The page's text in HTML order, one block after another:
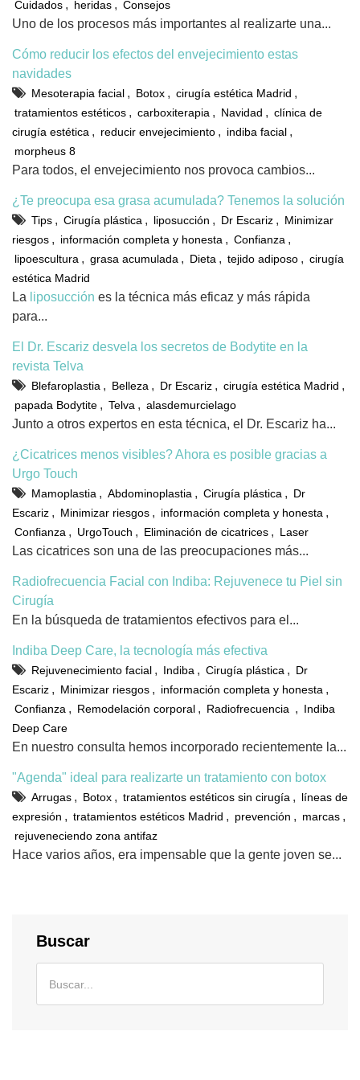
Cuidados , heridas , Consejos
Uno de los procesos más importantes al realizarte una...
Cómo reducir los efectos del envejecimiento estas
navidades
Mesoterapia facial , Botox , cirugía estética Madrid ,
tratamientos estéticos , carboxiterapia , Navidad , clínica de
cirugía estética , reducir envejecimiento , indiba facial ,
morpheus 8
Para todos, el envejecimiento nos provoca cambios...
¿Te preocupa esa grasa acumulada? Tenemos la solución
Tips , Cirugía plástica , liposucción , Dr Escariz , Minimizar
riesgos , información completa y honesta , Confianza ,
lipoescultura , grasa acumulada , Dieta , tejido adiposo , cirugía
estética Madrid
La liposucción es la técnica más eficaz y más rápida
para...
El Dr. Escariz desvela los secretos de Bodytite en la
revista Telva
Blefaroplastia , Belleza , Dr Escariz , cirugía estética Madrid ,
papada Bodytite , Telva , alasdemurcielago
Junto a otros expertos en esta técnica, el Dr. Escariz ha...
¿Cicatrices menos visibles? Ahora es posible gracias a
Urgo Touch
Mamoplastia , Abdominoplastia , Cirugía plástica , Dr
Escariz , Minimizar riesgos , información completa y honesta ,
Confianza , UrgoTouch , Eliminación de cicatrices , Laser
Las cicatrices son una de las preocupaciones más...
Radiofrecuencia Facial con Indiba: Rejuvenece tu Piel sin
Cirugía
En la búsqueda de tratamientos efectivos para el...
Indiba Deep Care, la tecnología más efectiva
Rejuvenecimiento facial , Indiba , Cirugía plástica , Dr
Escariz , Minimizar riesgos , información completa y honesta ,
Confianza , Remodelación corporal , Radiofrecuencia , Indiba
Deep Care
En nuestro consulta hemos incorporado recientemente la...
"Agenda" ideal para realizarte un tratamiento con botox
Arrugas , Botox , tratamientos estéticos sin cirugía , líneas de
expresión , tratamientos estéticos Madrid , prevención , marcas ,
rejuveneciendo zona antifaz
Hace varios años, era impensable que la gente joven se...
Buscar